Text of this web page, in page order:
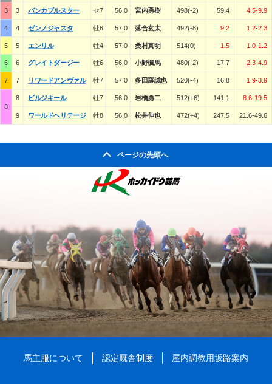
3 3 バンカブルスター セ7 56.0 宮内勇樹 498(-2) 59.4 4.5-9.9
4 4 ゼンノジャスタ 牡6 57.0 落合玄太 492(-8) 9.2 1.2-2.3
5 5 エンリル 牡4 57.0 桑村真明 514(0) 1.5 1.0-1.2
6 6 グレイトダージー 牡6 56.0 小野楓馬 480(-2) 17.7 2.3-4.9
7 7 リワードアンヴァル 牡7 57.0 多田羅誠也 520(-4) 16.8 1.9-3.9
8
8 ビルジキール 牡7 56.0 岩橋勇二 512(+6) 141.1 8.6-19.5
9 ワールドヘリテージ 牡8 56.0 松井伸也 472(+4) 247.5 21.6-49.6
ページの先頭へ
馬主服について 認定厩舎制度 屋内調教用坂路案内